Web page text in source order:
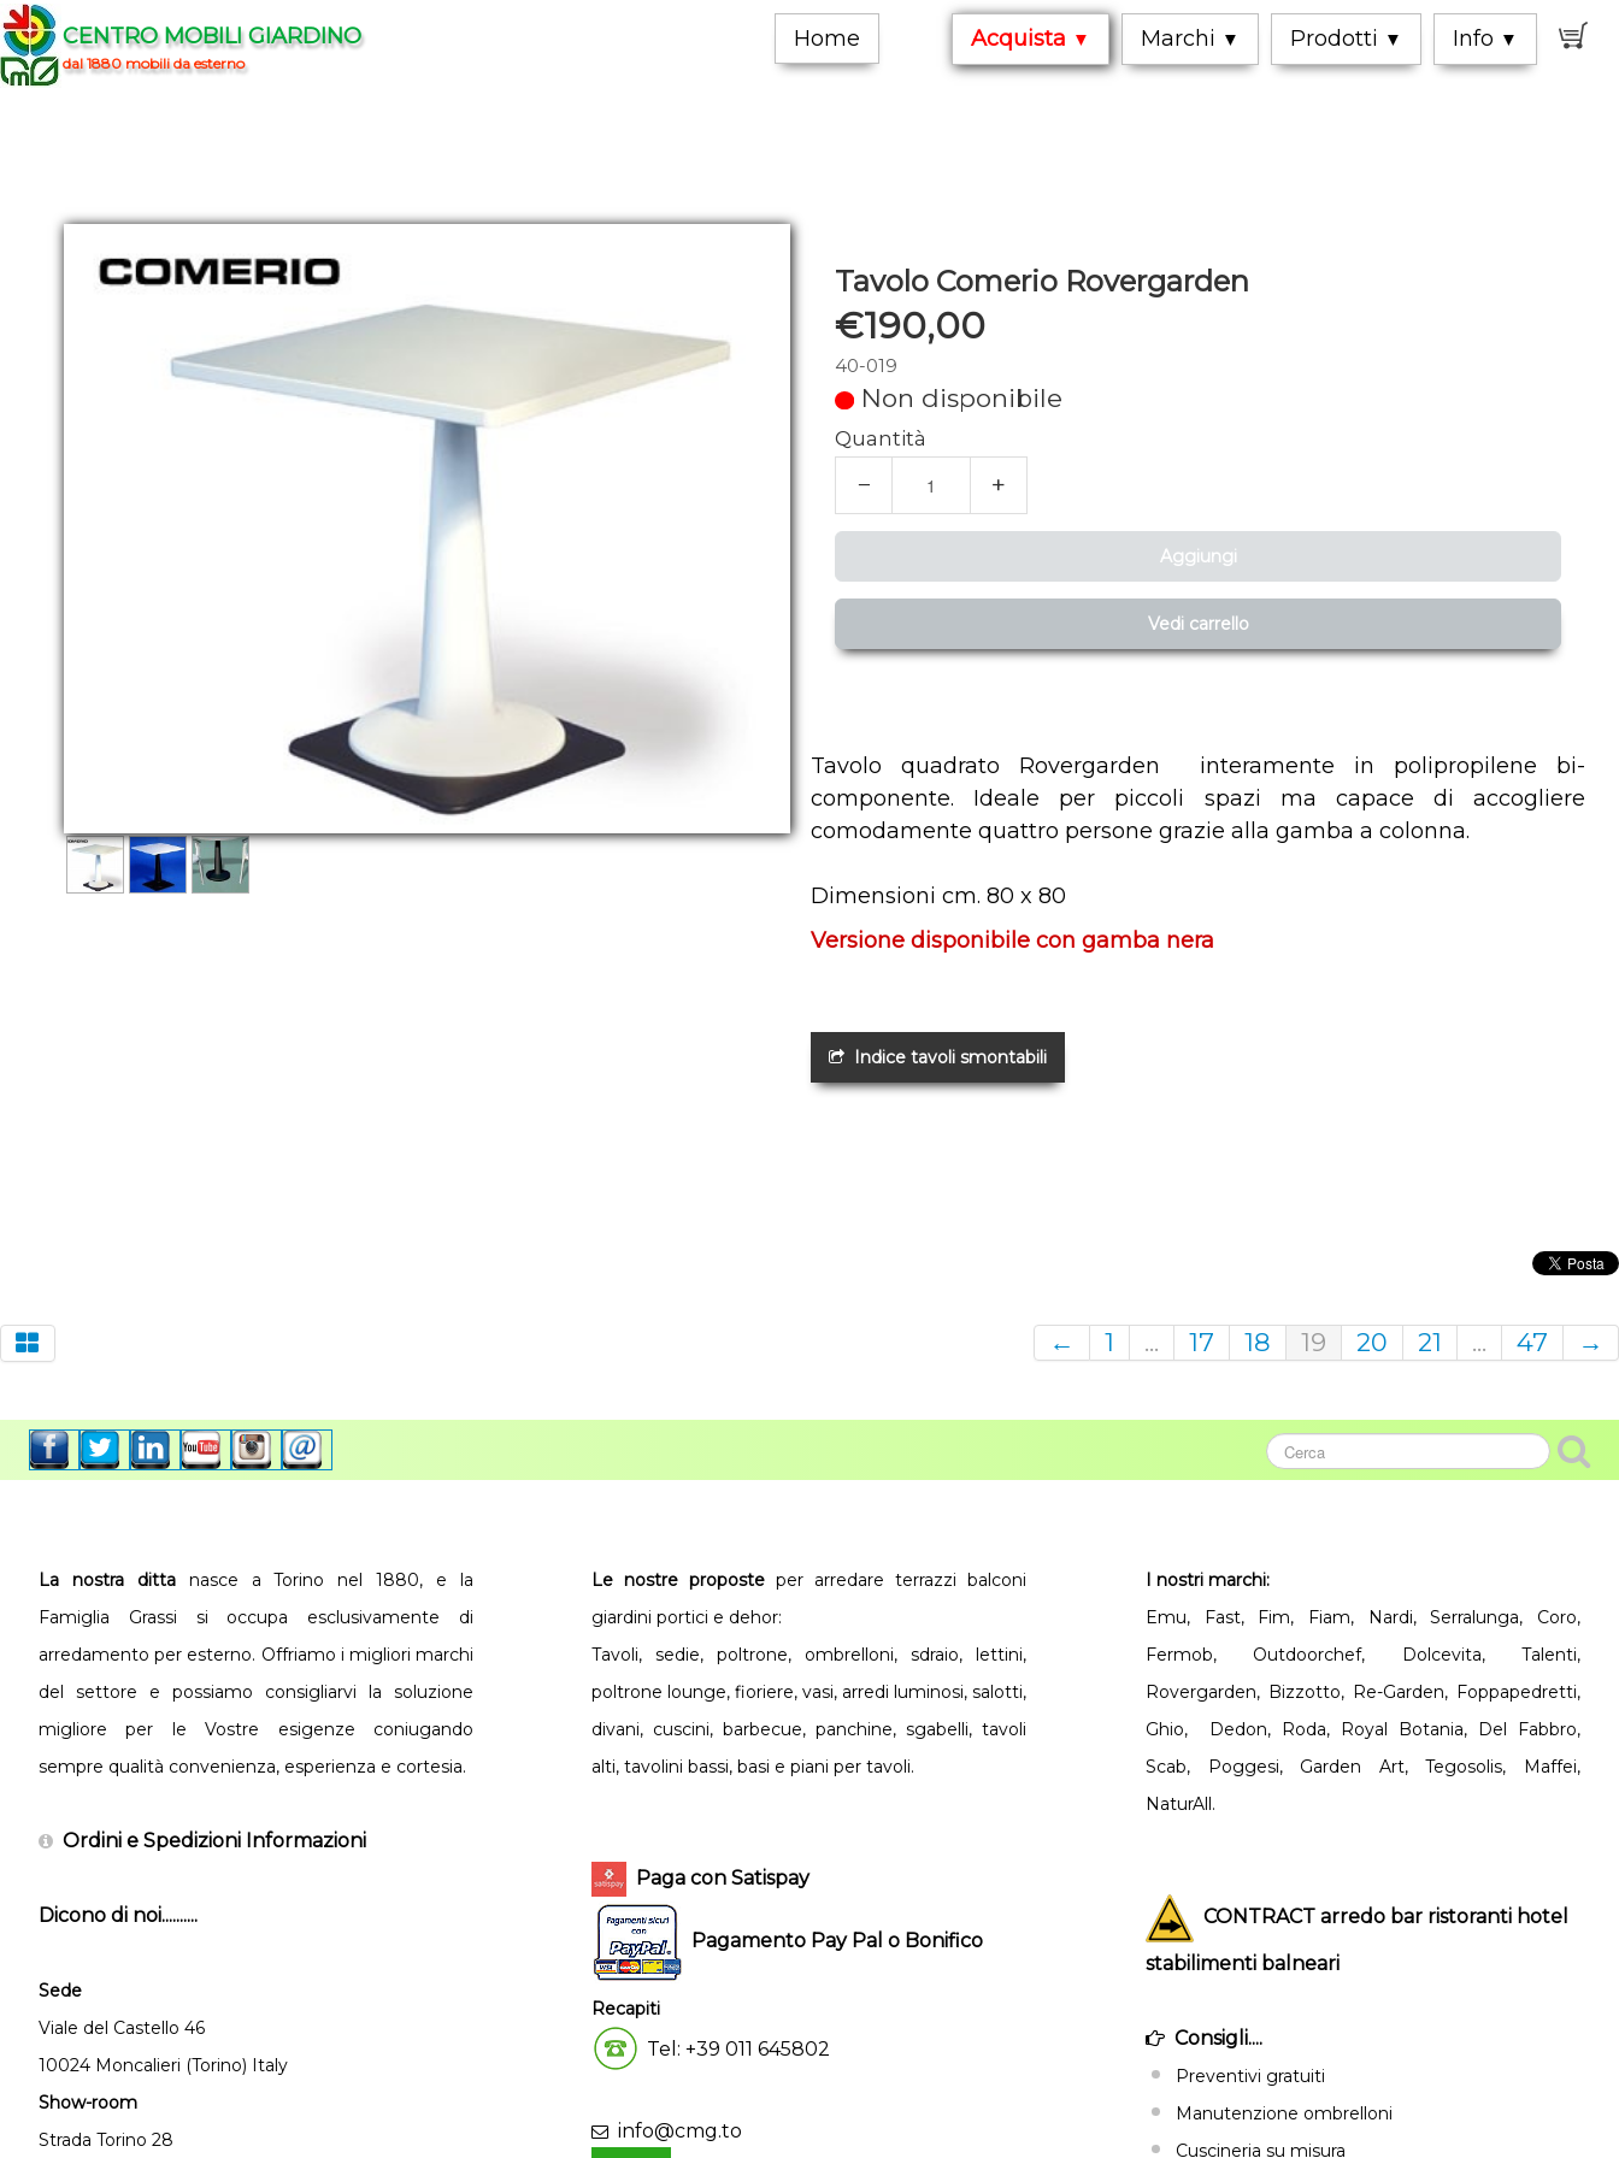
CENTRO MOBILI GIARDINO
dal 1880 mobili da esterno
Home Acquista ▼ Marchi ▼ Prodotti ▼ Info ▼
Tavolo Comerio Rovergarden
€190,00
40-019
Non disponibile
Quantità
− +
Aggiungi
Vedi carrello
Tavolo quadrato Rovergarden interamente in polipropilene bi-
componente. Ideale per piccoli spazi ma capace di accogliere
comodamente quattro persone grazie alla gamba a colonna.
Dimensioni cm. 80 x 80
Versione disponibile con gamba nera
Indice tavoli smontabili
← 1 ... 17 18 19 20 21 ... 47 →
La nostra dittanasce a Torino nel 1880, e la
Famiglia Grassi si occupa esclusivamente di
arredamento per esterno. Offriamo i migliori marchi
del settore e possiamo consigliarvi la soluzione
migliore per le Vostre esigenze coniugando
sempre qualità convenienza, esperienza e cortesia.
Ordini e Spedizioni Informazioni
Dicono di noi..........
Sede
Viale del Castello 46
10024 Moncalieri (Torino) Italy
Show-room
Strada Torino 28
Le nostre proposte per arredare terrazzi balconi
giardini portici e dehor:
Tavoli, sedie, poltrone, ombrelloni, sdraio, lettini,
poltrone lounge, fioriere, vasi, arredi luminosi, salotti,
divani, cuscini, barbecue, panchine, sgabelli, tavoli
alti, tavolini bassi, basi e piani per tavoli.
Paga con Satispay
Pagamento Pay Pal o Bonifico
Recapiti
Tel: +39 011 645802
info@cmg.to
I nostri marchi:
Emu, Fast, Fim, Fiam, Nardi, Serralunga, Coro,
Fermob, Outdoorchef, Dolcevita, Talenti,
Rovergarden, Bizzotto, Re-Garden, Foppapedretti,
Ghio, Dedon, Roda, Royal Botania, Del Fabbro,
Scab, Poggesi, Garden Art, Tegosolis, Maffei,
NaturAll.
CONTRACT arredo bar ristoranti hotel
stabilimenti balneari
Consigli....
Preventivi gratuiti
Manutenzione ombrelloni
Cuscineria su misura